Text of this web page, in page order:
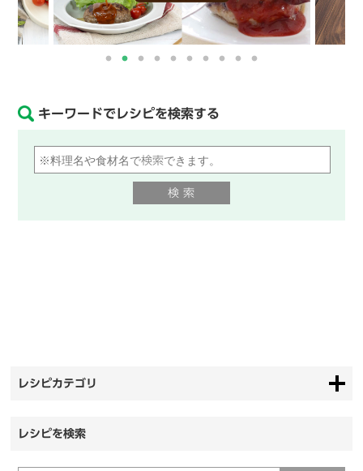
キーワードでレシピを検索する
レシピカテゴリ
レシピを検索